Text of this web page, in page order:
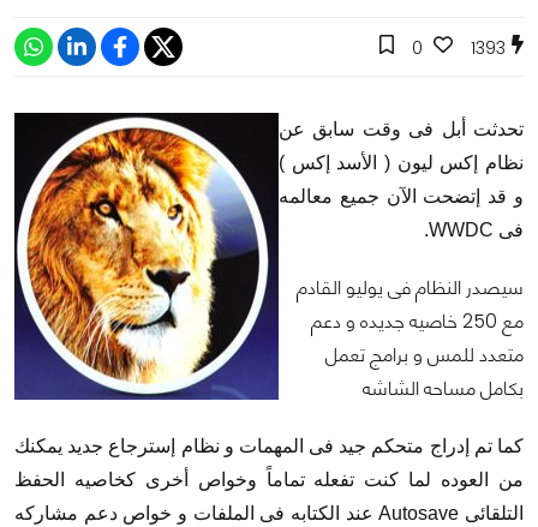
1393
0
تحدثت أبل فى وقت سابق عن
نظام إكس ليون ( الأسد إكس )
و قد إتضحت الآن جميع معالمه
فى WWDC.
سيصدر النظام فى يوليو القادم
مع 250 خاصيه جديده و دعم
متعدد للمس و برامج تعمل
بكامل مساحه الشاشه
كما تم إدراج متحكم جيد فى المهمات و نظام إسترجاع جديد يمكنك
من العوده لما كنت تفعله تماماً وخواص أخرى كخاصيه الحفظ
التلقائى Autosave عند الكتابه فى الملفات و خواص دعم مشاركه